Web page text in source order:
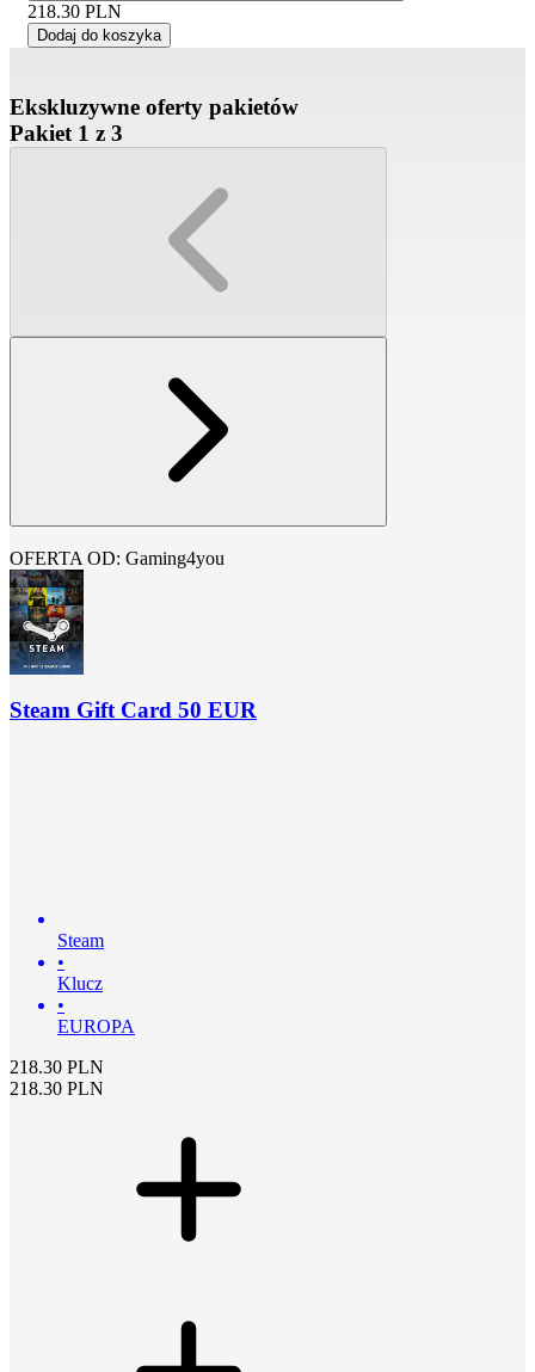
218.30 PLN
Dodaj do koszyka
Ekskluzywne oferty pakietów
Pakiet 1 z 3
OFERTA OD: Gaming4you
Steam Gift Card 50 EUR
Steam
•
Klucz
•
EUROPA
218.30 PLN
218.30 PLN